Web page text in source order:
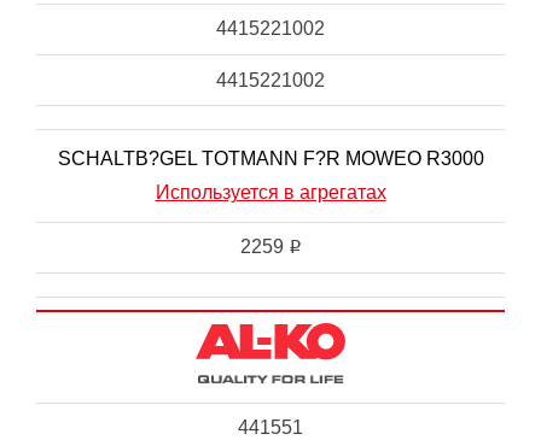
4415221002
4415221002
SCHALTB?GEL TOTMANN F?R MOWEO R3000
Используется в агрегатах
2259 i
441551